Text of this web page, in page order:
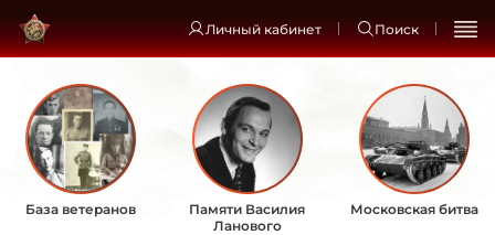
Личный кабинет Поиск
База ветеранов
Памяти Василия
Ланового
Московская битва